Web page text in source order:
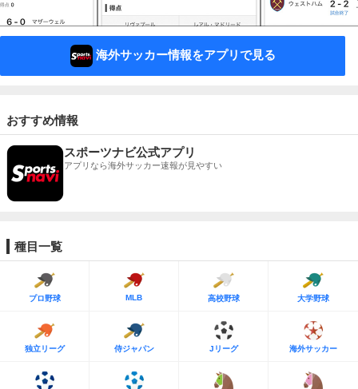
海外サッカー情報をアプリで見る
おすすめ情報
スポーツナビ公式アプリ
アプリなら海外サッカー速報が見やすい
種目一覧
プロ野球 MLB 高校野球 大学野球
独立リーグ 侍ジャパン Jリーグ 海外サッカー